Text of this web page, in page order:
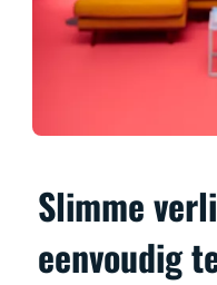
Slimme
eenvoudig